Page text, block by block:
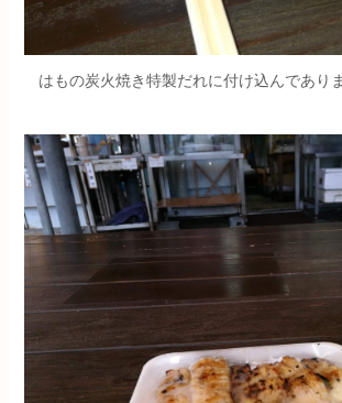
はもの炭火焼き特製だれに付け込んであり